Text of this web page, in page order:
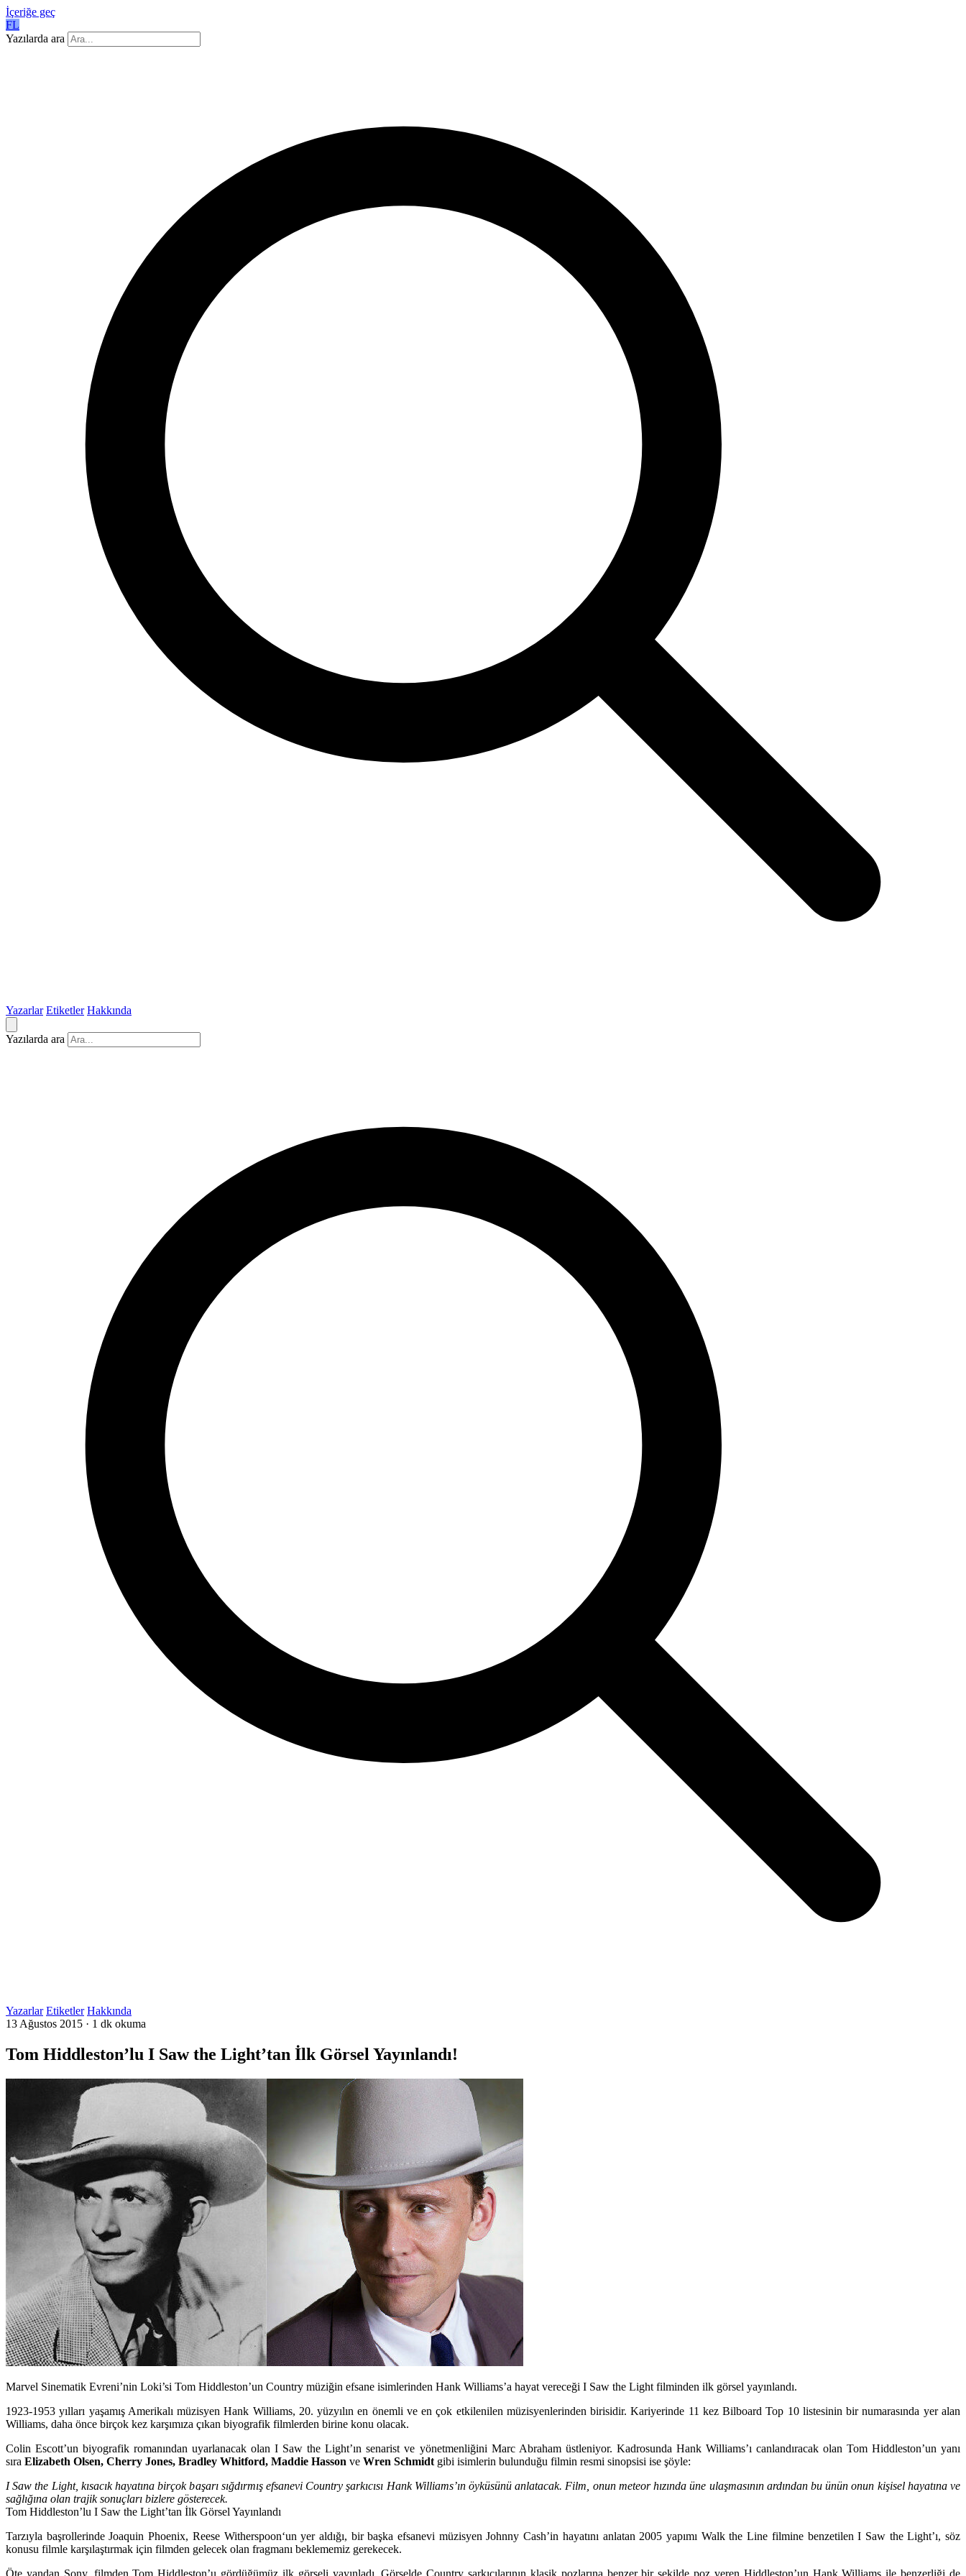
İçeriğe geç
FL
Yazılarda ara
Yazarlar Etiketler Hakkında
Yazılarda ara
Yazarlar Etiketler Hakkında
13 Ağustos 2015 · 1 dk okuma
Tom Hiddleston’lu I Saw the Light’tan İlk Görsel Yayınlandı!
Marvel Sinematik Evreni’nin Loki’si Tom Hiddleston’un Country müziğin efsane isimlerinden Hank Williams’a hayat vereceği I Saw the Light filminden ilk görsel yayınlandı.
1923-1953 yılları yaşamış Amerikalı müzisyenHank Williams, 20. yüzyılın en önemli ve en çok etkilenilen müzisyenlerinden birisidir. Kariyerinde 11 kez Bilboard Top 10 listesinin bir numarasında yer alan
Williams, daha önce birçok kez karşımıza çıkan biyografik filmlerden birine konu olacak.
Colin Escott’un biyografik romanından uyarlanacak olan I Saw the Light’ın senarist ve yönetmenliğini Marc Abrahamüstleniyor. Kadrosunda Hank Williams’ı canlandıracak olan Tom Hiddleston’un yanı
sıra Elizabeth Olsen, Cherry Jones, Bradley Whitford, Maddie Hasson ve Wren Schmidt gibi isimlerin bulunduğu filmin resmi sinopsisi ise şöyle:
I Saw the Light, kısacık hayatına birçok başarı sığdırmış efsanevi Country şarkıcısı Hank Williams’ın öyküsünü anlatacak. Film, onun meteor hızında üne ulaşmasının ardından bu ünün onun kişisel hayatına ve
sağlığına olan trajik sonuçları bizlere gösterecek.
Tom Hiddleston’lu I Saw the Light’tan İlk Görsel Yayınlandı
Tarzıyla başrollerindeJoaquin Phoenix, Reese Witherspoon‘un yer aldığı, bir başka efsanevi müzisyen Johnny Cash’in hayatını anlatan 2005 yapımı Walk the Line filmine benzetilen I Saw the Light’ı, söz
konusu filmle karşılaştırmak için filmden gelecek olan fragmanı beklememiz gerekecek.
Öte yandan Sony, filmden Tom Hiddleston’u gördüğümüz ilk görseli yayınladı. Görselde Country şarkıcılarının klasik pozlarına benzer bir şekilde poz veren Hiddleston’un Hank Williams ile benzerliği de